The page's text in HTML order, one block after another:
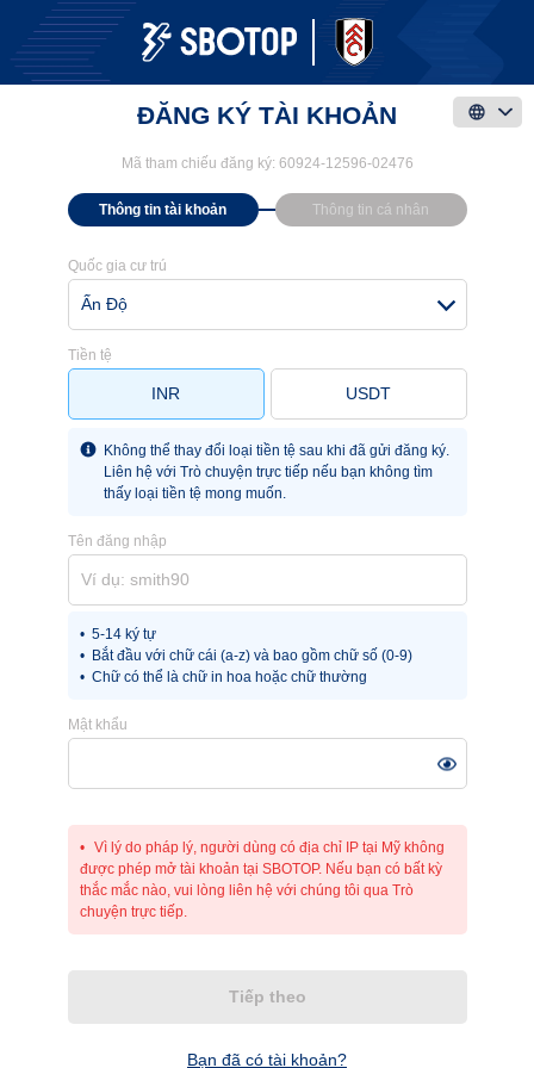
ĐĂNG KÝ TÀI KHOẢN
Mã tham chiếu đăng ký: 60924-12596-02476
Thông tin tài khoản Thông tin cá nhân
Quốc gia cư trú
Ấn Độ
Tiền tệ
INR USDT
Không thể thay đổi loại tiền tệ sau khi đã gửi đăng ký.
Liên hệ với Trò chuyện trực tiếp nếu bạn không tìm
thấy loại tiền tệ mong muốn.
Tên đăng nhập
5-14 ký tự
Bắt đầu với chữ cái (a-z) và bao gồm chữ số (0-9)
Chữ có thể là chữ in hoa hoặc chữ thường
Mật khẩu
Vì lý do pháp lý, người dùng có địa chỉ IP tại Mỹ không
được phép mở tài khoản tại SBOTOP. Nếu bạn có bất kỳ
thắc mắc nào, vui lòng liên hệ với chúng tôi qua Trò
chuyện trực tiếp.
Tiếp theo
Bạn đã có tài khoản?